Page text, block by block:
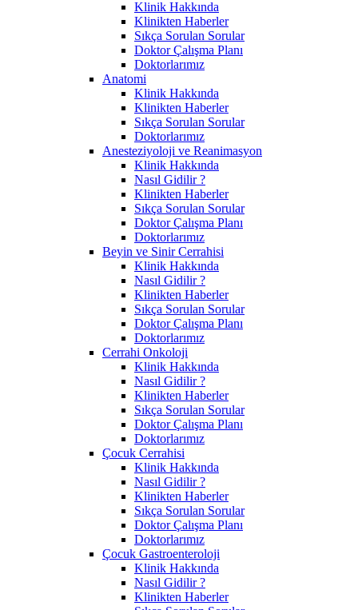
Klinik Hakkında
Klinikten Haberler
Sıkça Sorulan Sorular
Doktor Çalışma Planı
Doktorlarımız
Anatomi
Klinik Hakkında
Klinikten Haberler
Sıkça Sorulan Sorular
Doktorlarımız
Anesteziyoloji ve Reanimasyon
Klinik Hakkında
Nasıl Gidilir ?
Klinikten Haberler
Sıkça Sorulan Sorular
Doktor Çalışma Planı
Doktorlarımız
Beyin ve Sinir Cerrahisi
Klinik Hakkında
Nasıl Gidilir ?
Klinikten Haberler
Sıkça Sorulan Sorular
Doktor Çalışma Planı
Doktorlarımız
Cerrahi Onkoloji
Klinik Hakkında
Nasıl Gidilir ?
Klinikten Haberler
Sıkça Sorulan Sorular
Doktor Çalışma Planı
Doktorlarımız
Çocuk Cerrahisi
Klinik Hakkında
Nasıl Gidilir ?
Klinikten Haberler
Sıkça Sorulan Sorular
Doktor Çalışma Planı
Doktorlarımız
Çocuk Gastroenteroloji
Klinik Hakkında
Nasıl Gidilir ?
Klinikten Haberler